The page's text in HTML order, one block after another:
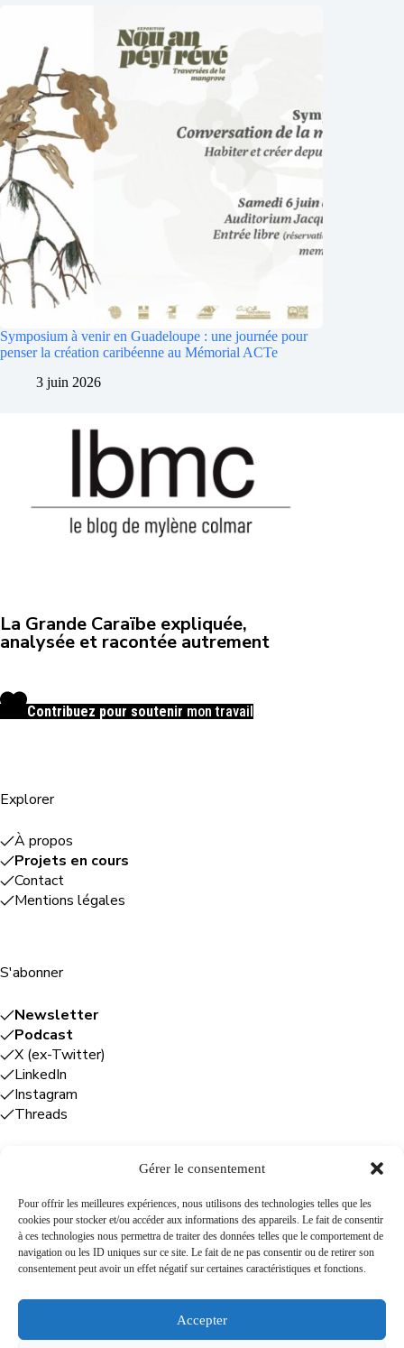
Gérer le consentement
Pour offrir les meilleures expériences, nous utilisons des technologies telles que les
cookies pour stocker et/ou accéder aux informations des appareils. Le fait de consentir
à ces technologies nous permettra de traiter des données telles que le comportement de
navigation ou les ID uniques sur ce site. Le fait de ne pas consentir ou de retirer son
consentement peut avoir un effet négatif sur certaines caractéristiques et fonctions.
Accepter
Symposium à venir en Guadeloupe : une journée pour
penser la création caribéenne au Mémorial ACTe
3 juin 2026
La Grande Caraïbe expliquée,
analysée et racontée autrement
Contribuez pour soutenir mon travail
Explorer
À propos
Projets en cours
Contact
Mentions légales
S'abonner
Newsletter
Podcast
X (ex-Twitter)
LinkedIn
Instagram
Threads
Plume Caraïbe: conseil éditorial +
rédaction
Foodîles Agency: lab + média + événement
Cuisines mobiles